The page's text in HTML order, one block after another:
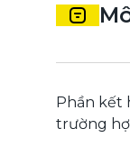
Phần kết
trường